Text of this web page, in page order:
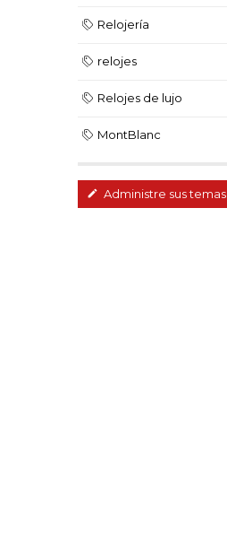
Relojería
relojes
Relojes de lujo
MontBlanc
Administre sus temas